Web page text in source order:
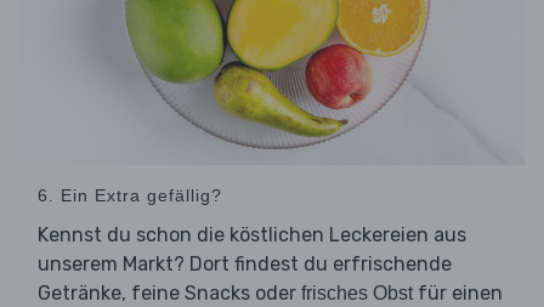
6. Ein Extra gefällig?
Kennst du schon die köstlichen Leckereien aus
unserem Markt? Dort findest du erfrischende
Getränke, feine Snacks oder frisches Obstfür einen